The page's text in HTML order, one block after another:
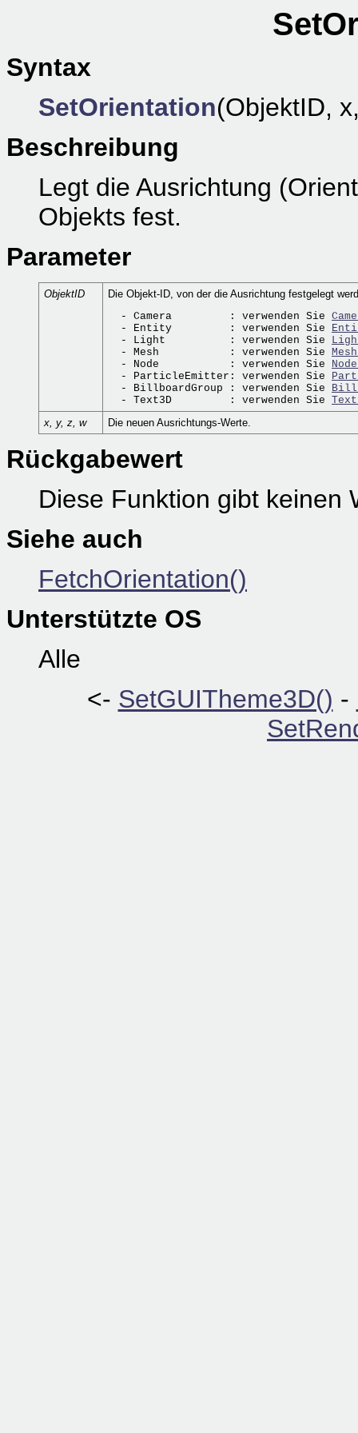
Syntax
SetOrientation(ObjektID,
Beschreibung
Legt die Ausrichtung
Objekts fest.
Parameter
ObjektID
Die Objekt-ID, von der die Ausrichtung festgelegt
  - Camera         : verwenden Sie
  - Entity         : verwenden Sie
  - Light          : verwenden Sie
  - Mesh           : verwenden Sie
  - Node           : verwenden Sie
  - ParticleEmitter: verwenden Sie
  - BillboardGroup : verwenden Sie
  - Text3D         : verwenden Sie
x, y, z, w
Die neuen Ausrichtungs-Werte.
Rückgabewert
Diese Funktion gibt keinen
Siehe auch
FetchOrientation()
Unterstützte OS
Alle
<- SetGUITheme3D() -